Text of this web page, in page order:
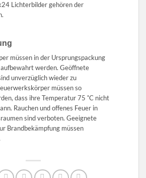
Lichterbilder gehören der
müssen in der Ursprungspackung
werden. Geöffnete
unverzüglich wieder zu
müssen so
dass ihre Temperatur 75 ˚C nicht
Rauchen und offenes Feuer in
sind verboten. Geeignete
Brandbekämpfung müssen